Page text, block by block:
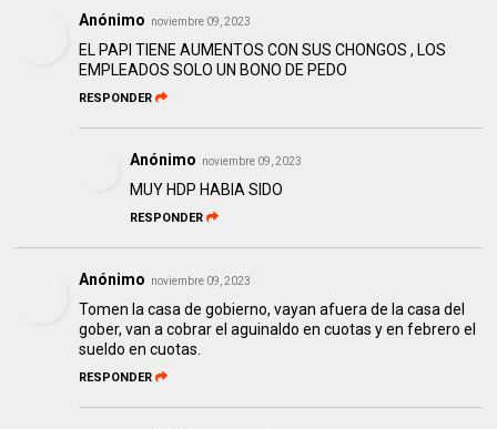
Anónimo noviembre 09, 2023
EL PAPI TIENE AUMENTOS CON SUS CHONGOS , LOS
EMPLEADOS SOLO UN BONO DE PEDO
RESPONDER
Anónimo noviembre 09, 2023
MUY HDP HABIA SIDO
RESPONDER
Anónimo noviembre 09, 2023
Tomen la casa de gobierno, vayan afuera de la casa del
gober, van a cobrar el aguinaldo en cuotas y en febrero el
sueldo en cuotas.
RESPONDER